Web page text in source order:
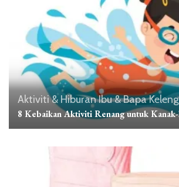
Aktiviti & HiburanIbu & Bapa
8 Kebaikan Aktiviti Renang untuk